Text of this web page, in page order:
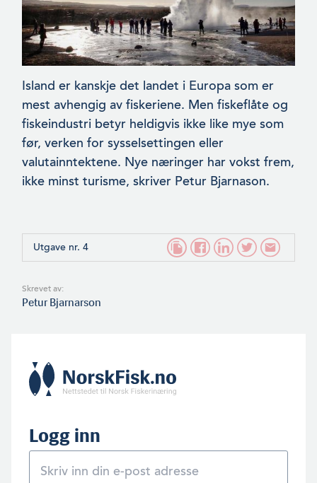
Island er kanskje det landet i Europa som er
mest avhengig av fiskeriene. Men fiskeflåte og
fiskeindustri betyr heldigvis ikke like mye som
før, verken for sysselsettingen eller
valutainntek­tene. Nye næringer har vokst frem,
ikke minst turisme, skriver Petur Bjarnason.
Utgave nr. 4
Skrevet av:
Petur Bjarnarson
Logg inn